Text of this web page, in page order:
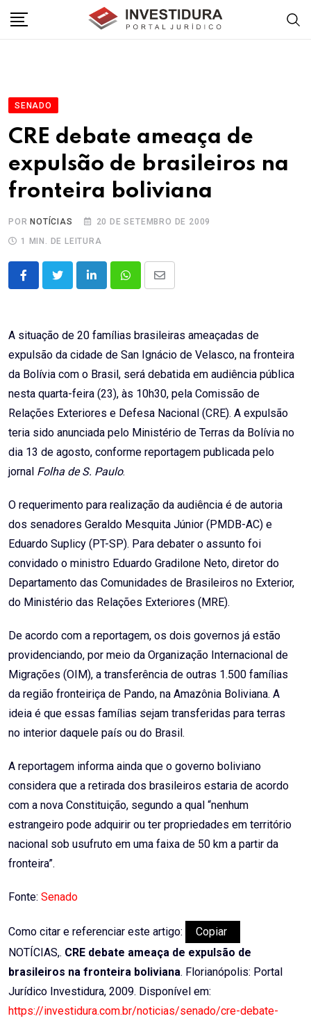
SENADO
CRE debate ameaça de
expulsão de brasileiros na
fronteira boliviana
POR NOTÍCIAS
20 DE SETEMBRO DE 2009
1 MIN. DE LEITURA
LinkedInWhatsappShare
A situação de 20 famílias brasileiras ameaçadas de
expulsão da cidade de San Ignácio de Velasco, na fronteira
da Bolívia com o Brasil, será debatida em audiência pública
nesta quarta-feira (23), às 10h30, pela Comissão de
Relações Exteriores e Defesa Nacional (CRE). A expulsão
teria sido anunciada pelo Ministério de Terras da Bolívia no
dia 13 de agosto, conforme reportagem publicada pelo
jornal Folha de S. Paulo.
O requerimento para realização da audiência é de autoria
dos senadores Geraldo Mesquita Júnior (PMDB-AC) e
Eduardo Suplicy (PT-SP). Para debater o assunto foi
convidado o ministro Eduardo Gradilone Neto, diretor do
Departamento das Comunidades de Brasileiros no Exterior,
do Ministério das Relações Exteriores (MRE).
De acordo com a reportagem, os dois governos já estão
providenciando, por meio da Organização Internacional de
Migrações (OIM), a transferência de outras 1.500 famílias
da região fronteiriça de Pando, na Amazônia Boliviana. A
ideia é que essas famílias sejam transferidas para terras
no interior daquele país ou do Brasil.
A reportagem informa ainda que o governo boliviano
considera que a retirada dos brasileiros estaria de acordo
com a nova Constituição, segundo a qual “nenhum
estrangeiro pode adquirir ou ter propriedades em território
nacional sob usufruto em uma faixa de 50 km a partir da
fronteira”.
Fonte: Senado
Como citar e referenciar este artigo:
Copiar
NOTÍCIAS,. CRE debate ameaça de expulsão de
brasileiros na fronteira boliviana. Florianópolis: Portal
Jurídico Investidura, 2009. Disponível em:
https://investidura.com.br/noticias/senado/cre-debate-